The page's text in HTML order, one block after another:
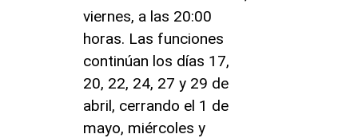
viernes, a las 20:00
horas. Las funciones
continúan los días 17,
20, 22, 24, 27 y 29 de
abril, cerrando el 1 de
mayo, miércoles y